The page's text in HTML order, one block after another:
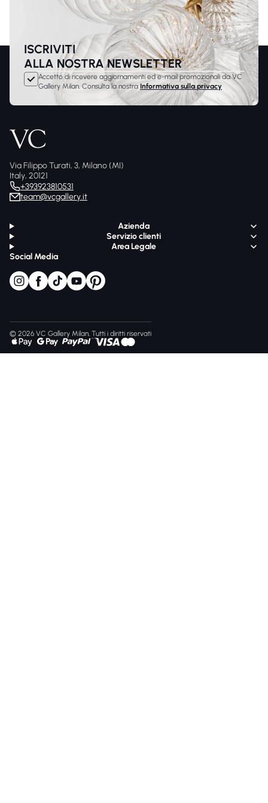
ISCRIVITI
ALLA NOSTRA NEWSLETTER
Accetto di ricevere aggiornamenti ed e-mail promozionali da VC
Gallery Milan. Consulta la nostra Informativa sulla privacy
Via Filippo Turati, 3, Milano (MI)
Italy, 20121
+393923810531
team@vcgallery.it
Azienda
Servizio clienti
Area Legale
Social Media
© 2026 VC Gallery Milan, Tutti i diritti riservati